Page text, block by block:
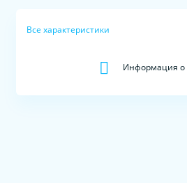
Все характеристики
Информация о